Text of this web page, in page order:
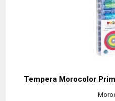
Tempera Morocolor